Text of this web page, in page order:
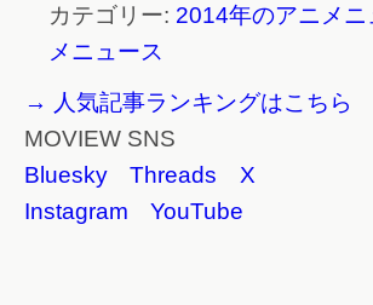
カテゴリー: 2014年のアニメニ
メニュース
→ 人気記事ランキングはこちら
MOVIEW SNS
Bluesky
Threads
X
Instagram
YouTube